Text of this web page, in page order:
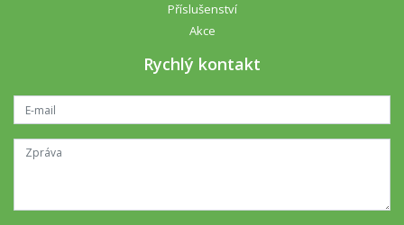
Příslušenství
Akce
Rychlý kontakt